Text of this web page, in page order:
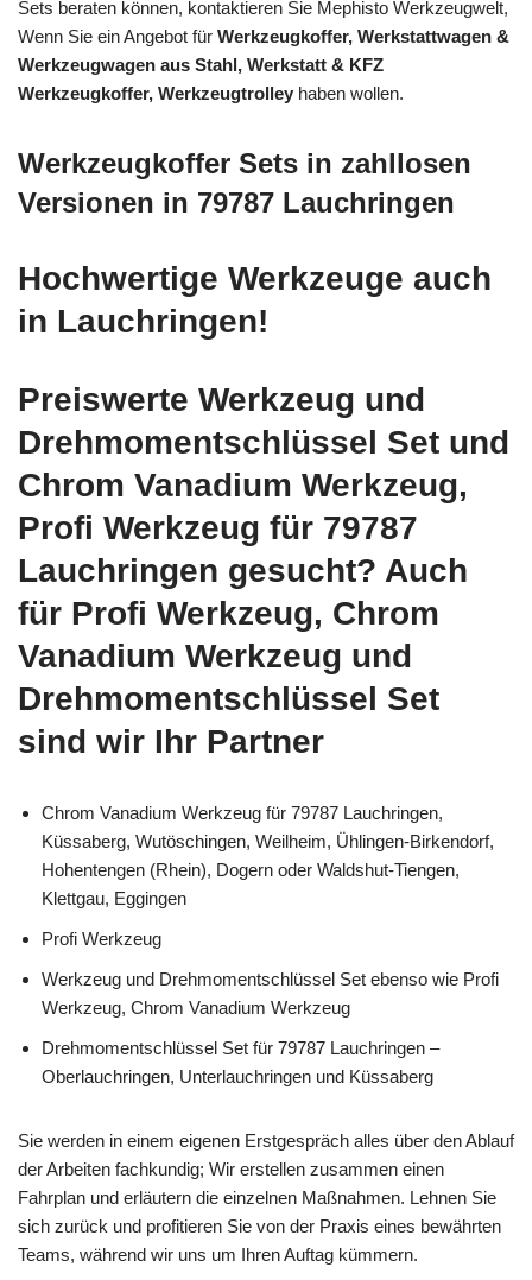
Sets beraten können, kontaktieren Sie Mephisto Werkzeugwelt,
Wenn Sie ein Angebot für Werkzeugkoffer, Werkstattwagen &
Werkzeugwagen aus Stahl, Werkstatt & KFZ
Werkzeugkoffer, Werkzeugtrolley haben wollen.
Werkzeugkoffer Sets in zahllosen
Versionen in 79787 Lauchringen
Hochwertige Werkzeuge auch
in Lauchringen!
Preiswerte Werkzeug und
Drehmomentschlüssel Set und
Chrom Vanadium Werkzeug,
Profi Werkzeug für 79787
Lauchringen gesucht? Auch
für Profi Werkzeug, Chrom
Vanadium Werkzeug und
Drehmomentschlüssel Set
sind wir Ihr Partner
Chrom Vanadium Werkzeug für 79787 Lauchringen,
Küssaberg, Wutöschingen, Weilheim, Ühlingen-Birkendorf,
Hohentengen (Rhein), Dogern oder Waldshut-Tiengen,
Klettgau, Eggingen
Profi Werkzeug
Werkzeug und Drehmomentschlüssel Set ebenso wie Profi
Werkzeug, Chrom Vanadium Werkzeug
Drehmomentschlüssel Set für 79787 Lauchringen –
Oberlauchringen, Unterlauchringen und Küssaberg
Sie werden in einem eigenen Erstgespräch alles über den Ablauf
der Arbeiten fachkundig; Wir erstellen zusammen einen
Fahrplan und erläutern die einzelnen Maßnahmen. Lehnen Sie
sich zurück und profitieren Sie von der Praxis eines bewährten
Teams, während wir uns um Ihren Auftag kümmern.